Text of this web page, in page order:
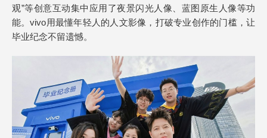
观”等创意互动集中应用了夜景闪光人像、蓝图原生人像等功
能。vivo用最懂年轻人的人文影像，打破专业创作的门槛，让
毕业纪念不留遗憾。